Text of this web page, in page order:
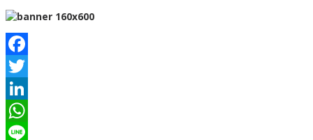
Facebook
Twitter
LinkedIn
WhatsApp